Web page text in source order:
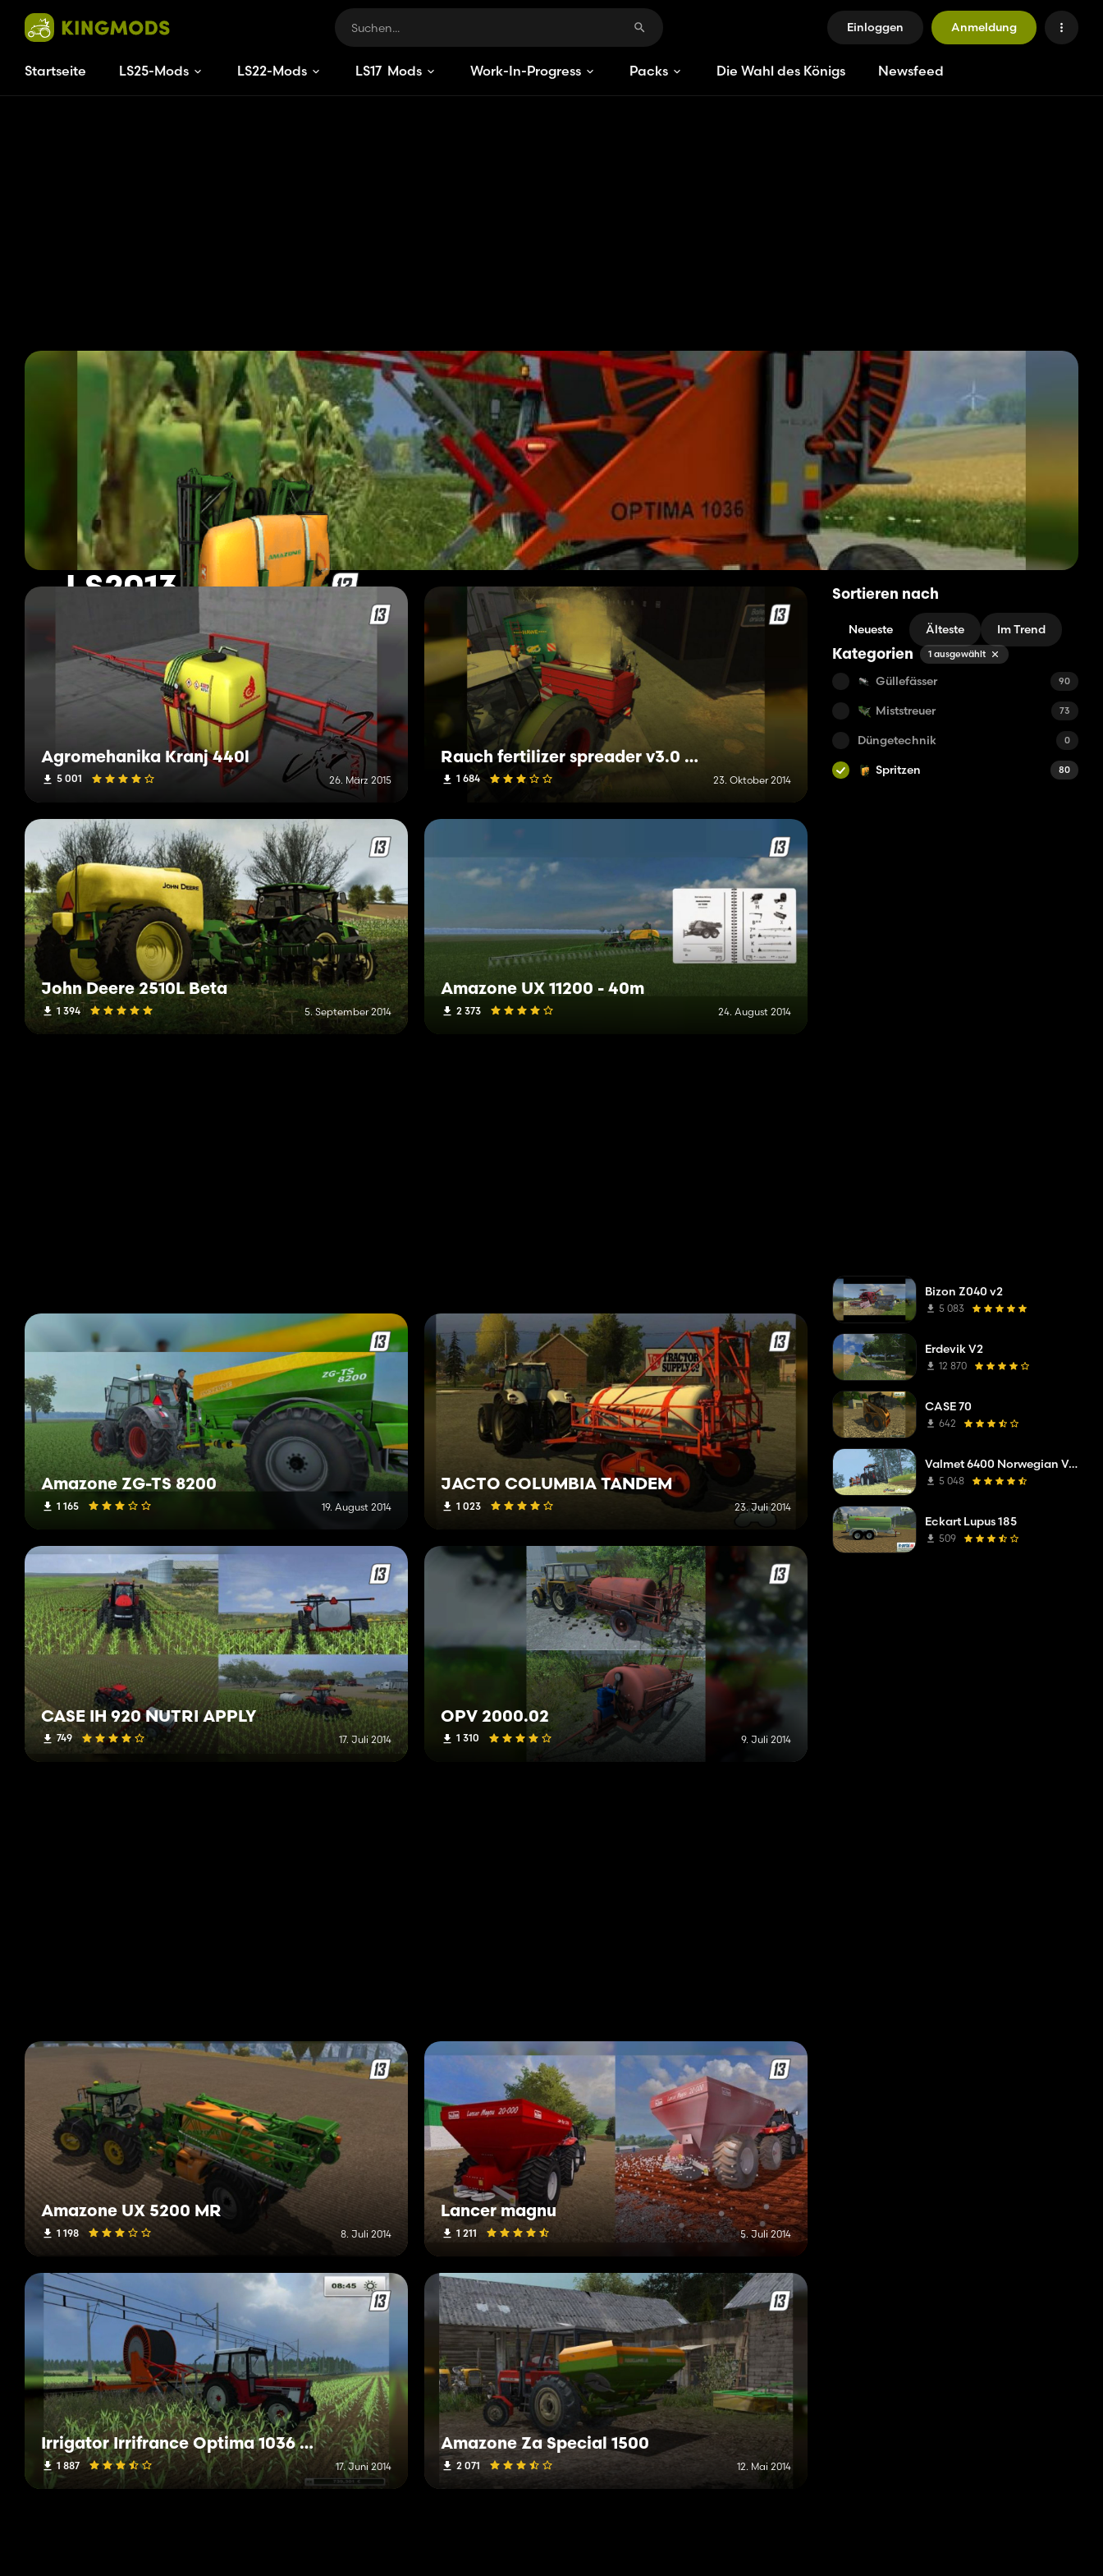
Einloggen Anmeldung
Startseite LS25-Mods LS22-Mods LS17 Mods Work-In-Progress Packs Die Wahl des Königs Newsfeed
LS2013 Spritzen
Seite 1 von 7
Agromehanika Kranj 440l
5 001 26. März 2015
Rauch fertilizer spreader v3.0 MR
1 684 23. Oktober 2014
John Deere 2510L Beta
1 394 5. September 2014
Amazone UX 11200 - 40m
2 373 24. August 2014
Amazone ZG-TS 8200
1 165 19. August 2014
JACTO COLUMBIA TANDEM
1 023 23. Juli 2014
CASE IH 920 NUTRI APPLY
749 17. Juli 2014
OPV 2000.02
1 310 9. Juli 2014
Amazone UX 5200 MR
1 198 8. Juli 2014
Lancer magnu
1 211 5. Juli 2014
Irrigator Irrifrance Optima 1036 V3 MR
1 887 17. Juni 2014
Amazone Za Special 1500
2 071 12. Mai 2014
Sortieren nach
Neueste Älteste Im Trend
Kategorien 1 ausgewählt
Güllefässer 90
Miststreuer 73
Düngetechnik 0
Spritzen 80
Bizon Z040 v2
5 083
Erdevik V2
12 870
CASE 70
642
Valmet 6400 Norwegian Verson
5 048
Eckart Lupus 185
509